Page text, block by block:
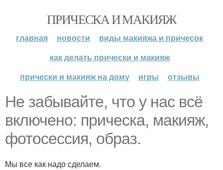
ПРИЧЕСКА И МАКИЯЖ
главная новости
виды макияжа и причесок
как делать прически и макияж
прически и макияж на дому
игры отзывы
Не забывайте, что у нас всё
включено: прическа, макияж,
фотосессия, образ.
Мы все как надо сделаем.